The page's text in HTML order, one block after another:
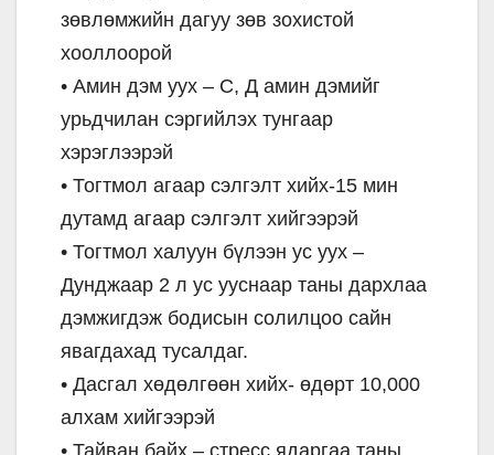
зөвлөмжийн дагуу зөв зохистой
хооллоорой
• Амин дэм уух – С, Д амин дэмийг
урьдчилан сэргийлэх тунгаар
хэрэглээрэй
• Тогтмол агаар сэлгэлт хийх-15 мин
дутамд агаар сэлгэлт хийгээрэй
• Тогтмол халуун бүлээн ус уух –
Дунджаар 2 л ус ууснаар таны дархлаа
дэмжигдэж бодисын солилцоо сайн
явагдахад тусалдаг.
• Дасгал хөдөлгөөн хийх- өдөрт 10,000
алхам хийгээрэй